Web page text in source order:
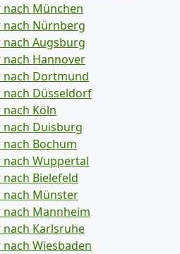
München
nach Nürnberg
Augsburg
Hannover
nach Dortmund
Düsseldorf
Köln
Duisburg
Bochum
Wuppertal
Bielefeld
nach Münster
Mannheim
Karlsruhe
Wiesbaden